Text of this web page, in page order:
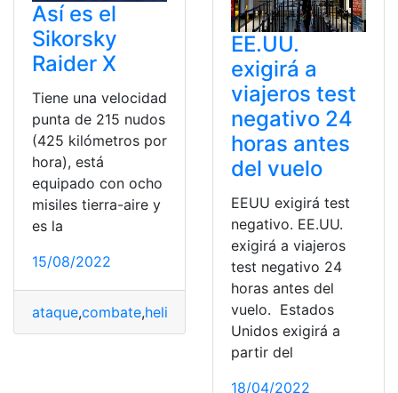
Así es el
Sikorsky
Raider X
Tiene una velocidad
punta de 215 nudos
(425 kilómetros por
hora), está
equipado con ocho
misiles tierra-aire y
es la
15/08/2022
ataque,combate,helicóptero Potente Sikorsky Raider X
EE.UU.
exigirá a
viajeros test
negativo 24
horas antes
del vuelo
EEUU exigirá test
negativo. EE.UU.
exigirá a viajeros
test negativo 24
horas antes del
vuelo. Estados
Unidos exigirá a
partir del
18/04/2022